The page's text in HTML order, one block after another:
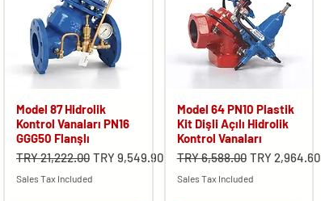
Model 87 Hidrolik
Kontrol Vanaları PN16
GGG50 Flanşlı
Regular Price
TRY 21,222.00 Sale Price
TRY 9,549.90
Sales Tax Included
Model 64 PN10 Plastik
Kit Dişli Açılı Hidrolik
Kontrol Vanaları
Regular Price
TRY 6,588.00 Sale Price
TRY 2,964.60
Sales Tax Included